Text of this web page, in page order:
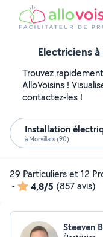
Electriciens
Trouvez
AlloVoisins !
contactez-les !
Installation
à Morvillars (90)
29 Particuliers et 12
-
4,8/5 (857 avis)
Steeven